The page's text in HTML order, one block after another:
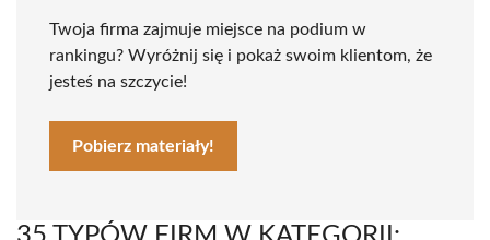
Twoja firma zajmuje miejsce na podium w
rankingu? Wyróżnij się i pokaż swoim klientom, że
jesteś na szczycie!
Pobierz materiały!